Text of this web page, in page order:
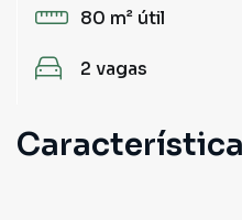
80 m² útil
2 vagas